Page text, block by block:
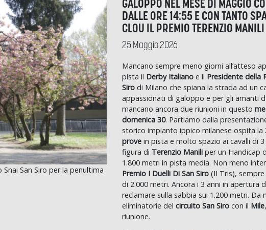
San Siro per la penultima
GALOPPO NEL MESE DI MAGGIO
DALLE ORE 14:55 E CON TANTO
CLOU IL PREMIO TERENZIO MANILI
25 Maggio 2026
Mancano sempre meno giorni all’atteso
pista il Derby Italiano e il Presidente della
Siro di Milano che spiana la strada ad un
appassionati di galoppo e per gli amanti
mancano ancora due riunioni in questo
domenica 30. Partiamo dalla
storico impianto ippico milanese ospita la
prove in pista e molto spazio ai cavalli di
figura di Terenzio Manili per un Handicap
1.800 metri in pista media. Non meno
Premio I Duelli Di San Siro (II Tris),
di 2.000 metri. Ancora i 3 anni in apertura
reclamare sulla sabbia sui 1.200 metri. Da
eliminatorie del circuito San Siro con il Mile
riunione.